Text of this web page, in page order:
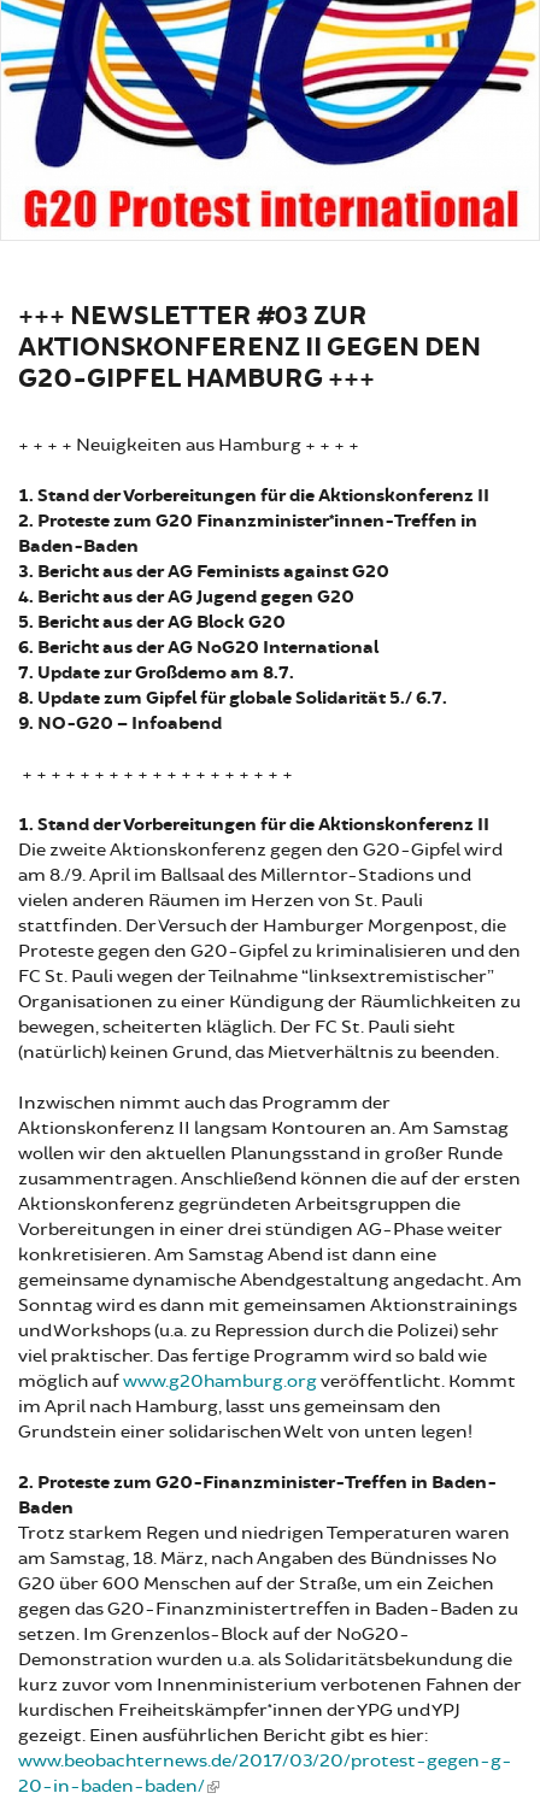
+++ NEWSLETTER #03 ZUR
AKTIONSKONFERENZ II GEGEN DEN
G20-GIPFEL HAMBURG +++
+ + + + Neuigkeiten aus Hamburg + + + +
1. Stand der Vorbereitungen für die Aktionskonferenz II
2. Proteste zum G20 Finanzminister*innen-Treffen in
Baden-Baden
3. Bericht aus der AG Feminists against G20
4. Bericht aus der AG Jugend gegen G20
5. Bericht aus der AG Block G20
6. Bericht aus der AG NoG20 International
7. Update zur Großdemo am 8.7.
8. Update zum Gipfel für globale Solidarität 5./ 6.7.
9. NO-G20 – Infoabend
+ + + + + + + + + + + + + + + + + + +
1. Stand der Vorbereitungen für die Aktionskonferenz II
Die zweite Aktionskonferenz gegen den G20-Gipfel wird
am 8./9. April im Ballsaal des Millerntor-Stadions und
vielen anderen Räumen im Herzen von St. Pauli
stattfinden. Der Versuch der Hamburger Morgenpost, die
Proteste gegen den G20-Gipfel zu kriminalisieren und den
FC St. Pauli wegen der Teilnahme “linksextremistischer”
Organisationen zu einer Kündigung der Räumlichkeiten zu
bewegen, scheiterten kläglich. Der FC St. Pauli sieht
(natürlich) keinen Grund, das Mietverhältnis zu beenden.
Inzwischen nimmt auch das Programm der
Aktionskonferenz II langsam Kontouren an. Am Samstag
wollen wir den aktuellen Planungsstand in großer Runde
zusammentragen. Anschließend können die auf der ersten
Aktionskonferenz gegründeten Arbeitsgruppen die
Vorbereitungen in einer drei stündigen AG-Phase weiter
konkretisieren. Am Samstag Abend ist dann eine
gemeinsame dynamische Abendgestaltung angedacht. Am
Sonntag wird es dann mit gemeinsamen Aktionstrainings
und Workshops (u.a. zu Repression durch die Polizei) sehr
viel praktischer. Das fertige Programm wird so bald wie
möglich aufwww.g20hamburg.orgveröffentlicht. Kommt
im April nach Hamburg, lasst uns gemeinsam den
Grundstein einer solidarischen Welt von unten legen!
2. Proteste zum G20-Finanzminister-Treffen in Baden-
Baden
Trotz starkem Regen und niedrigen Temperaturen waren
am Samstag, 18. März, nach Angaben des Bündnisses No
G20 über 600 Menschen auf der Straße, um ein Zeichen
gegen das G20-Finanzministertreffen in Baden-Baden zu
setzen. Im Grenzenlos-Block auf der NoG20-
Demonstration wurden u.a. als Solidaritätsbekundung die
kurz zuvor vom Innenministerium verbotenen Fahnen der
kurdischen Freiheitskämpfer*innen der YPG und YPJ
gezeigt. Einen ausführlichen Bericht gibt es hier:
www.beobachternews.de/2017/03/20/protest-gegen-g-
20-in-baden-baden/